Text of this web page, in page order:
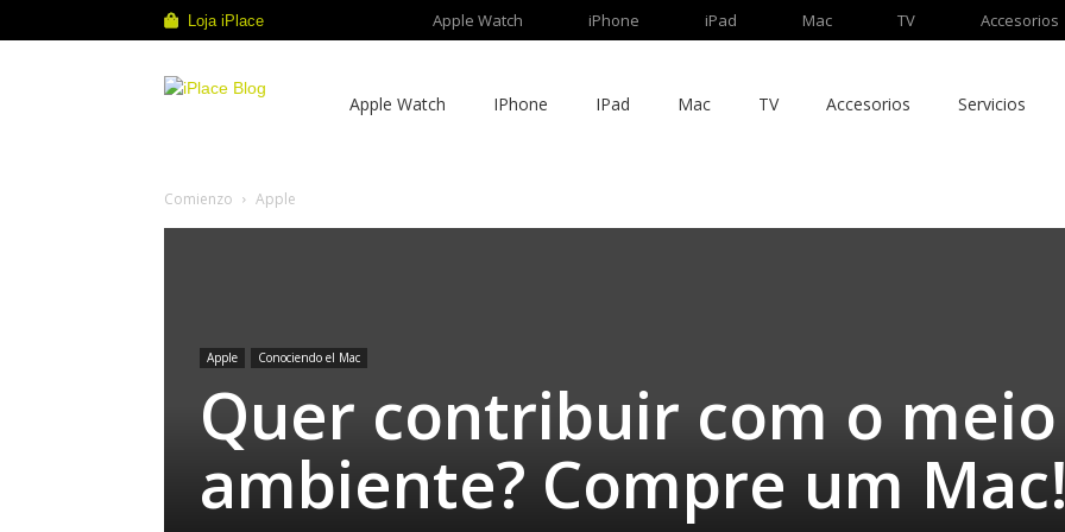
Loja iPlace Apple Watch iPhone iPad Mac TV Accesorios
Apple Watch IPhone IPad Mac TV Accesorios Servicios
Comienzo Apple
Apple Conociendo el Mac
Quer contribuir com o meio
ambiente? Compre um Mac!